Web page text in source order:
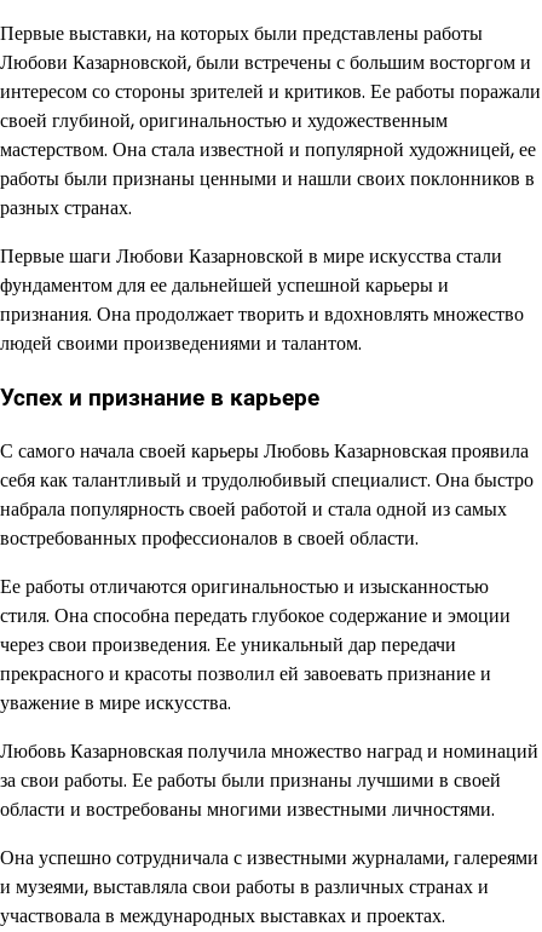
Первые выставки, на которых были представлены работы
Любови Казарновской, были встречены с большим восторгом и
интересом со стороны зрителей и критиков. Ее работы поражали
своей глубиной, оригинальностью и художественным
мастерством. Она стала известной и популярной художницей, ее
работы были признаны ценными и нашли своих поклонников в
разных странах.
Первые шаги Любови Казарновской в мире искусства стали
фундаментом для ее дальнейшей успешной карьеры и
признания. Она продолжает творить и вдохновлять множество
людей своими произведениями и талантом.
Успех и признание в карьере
С самого начала своей карьеры Любовь Казарновская проявила
себя как талантливый и трудолюбивый специалист. Она быстро
набрала популярность своей работой и стала одной из самых
востребованных профессионалов в своей области.
Ее работы отличаются оригинальностью и изысканностью
стиля. Она способна передать глубокое содержание и эмоции
через свои произведения. Ее уникальный дар передачи
прекрасного и красоты позволил ей завоевать признание и
уважение в мире искусства.
Любовь Казарновская получила множество наград и номинаций
за свои работы. Ее работы были признаны лучшими в своей
области и востребованы многими известными личностями.
Она успешно сотрудничала с известными журналами, галереями
и музеями, выставляла свои работы в различных странах и
участвовала в международных выставках и проектах.